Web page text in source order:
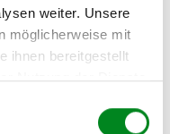
weiter. Unsere
möglicherweise mit
ihnen bereitgestellt
Nutzung der Dienste